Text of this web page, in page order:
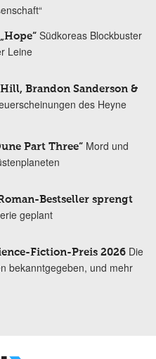
Südkoreas Blockbuster
Leine
Brandon Sanderson &
des Heyne
Part Three“ Mord und
Bestseller sprengt
geplant
Fiction-Preis 2026 Die
bekanntgegeben, und mehr